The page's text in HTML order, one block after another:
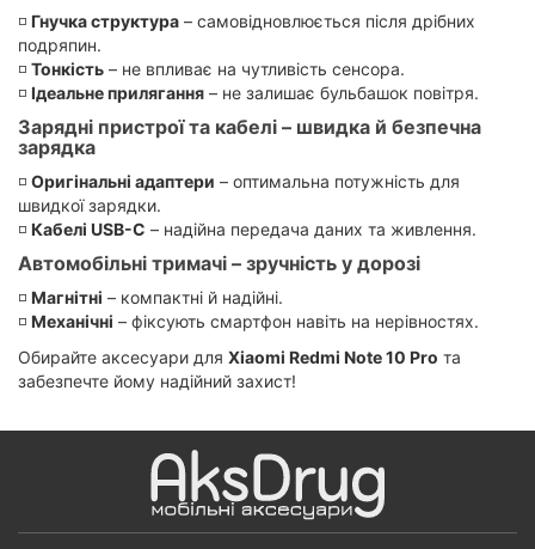
◽ Гнучка структура – самовідновлюється після дрібних
подряпин.
◽ Тонкість – не впливає на чутливість сенсора.
◽ Ідеальне прилягання – не залишає бульбашок повітря.
Зарядні пристрої та кабелі – швидка й безпечна
зарядка
◽ Оригінальні адаптери – оптимальна потужність для
швидкої зарядки.
◽ Кабелі USB-C – надійна передача даних та живлення.
Автомобільні тримачі – зручність у дорозі
◽ Магнітні – компактні й надійні.
◽ Механічні – фіксують смартфон навіть на нерівностях.
Обирайте аксесуари для Xiaomi Redmi Note 10 Pro та
забезпечте йому надійний захист!